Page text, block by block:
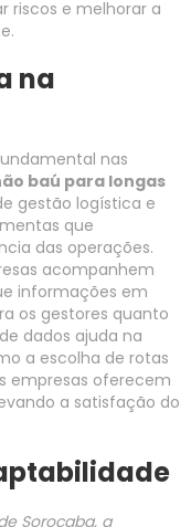
riscos e melhorar a
na
nas
baú para longas
gestão logística e
que
das operações.
acompanhem
informações em
os gestores quanto
dados ajuda na
a escolha de rotas
empresas oferecem
a satisfação do
Sorocaba, a